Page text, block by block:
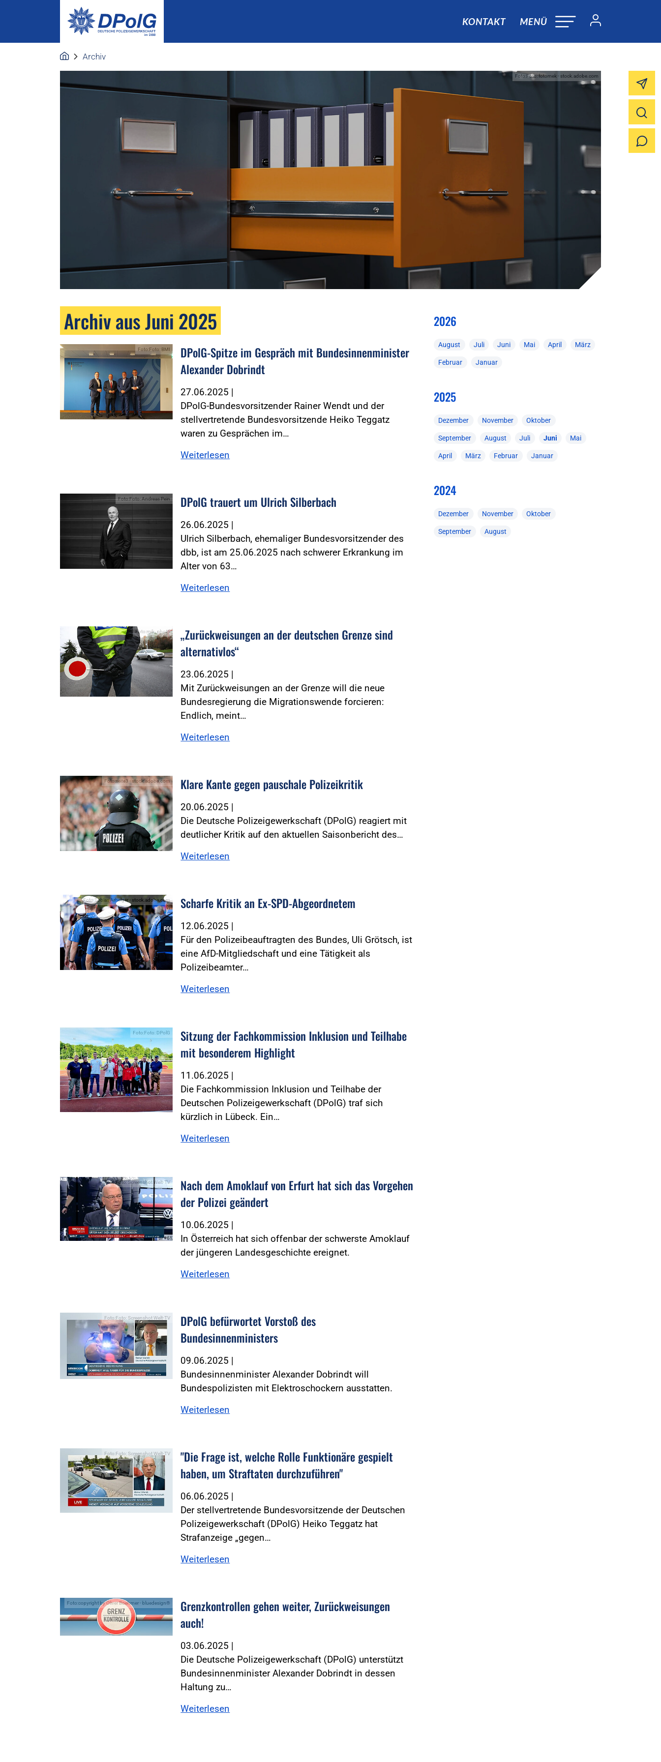
KONTAKT MENÜ
Archiv
Foto:Foto: fotomek - stock.adobe.com
Archiv aus Juni 2025
Foto:Foto: BMI
DPolG-Spitze im Gespräch mit Bundesinnenminister
Alexander Dobrindt
27.06.2025 |
DPolG-Bundesvorsitzender Rainer Wendt und der
stellvertretende Bundesvorsitzende Heiko Teggatz
waren zu Gesprächen im…
Weiterlesen
Foto:Foto: Andreas Pein DPolG trauert um Ulrich Silberbach
26.06.2025 |
Ulrich Silberbach, ehemaliger Bundesvorsitzender des
dbb, ist am 25.06.2025 nach schwerer Erkrankung im
Alter von 63…
Weiterlesen
Foto:mik_photo
„Zurückweisungen an der deutschen Grenze sind
alternativlos“
23.06.2025 |
Mit Zurückweisungen an der Grenze will die neue
Bundesregierung die Migrationswende forcieren:
Endlich, meint…
Weiterlesen
Foto:seite3 - stock.adobe.com Klare Kante gegen pauschale Polizeikritik
20.06.2025 |
Die Deutsche Polizeigewerkschaft (DPolG) reagiert mit
deutlicher Kritik auf den aktuellen Saisonbericht des…
Weiterlesen
Foto:Tobias Arhelger - stock.adobe.com Scharfe Kritik an Ex-SPD-Abgeordnetem
12.06.2025 |
Für den Polizeibeauftragten des Bundes, Uli Grötsch, ist
eine AfD-Mitgliedschaft und eine Tätigkeit als
Polizeibeamter…
Weiterlesen
Foto:Foto: DPolG
Sitzung der Fachkommission Inklusion und Teilhabe
mit besonderem Highlight
11.06.2025 |
Die Fachkommission Inklusion und Teilhabe der
Deutschen Polizeigewerkschaft (DPolG) traf sich
kürzlich in Lübeck. Ein…
Weiterlesen
Foto:Foto: Screenshot Welt-TV
Nach dem Amoklauf von Erfurt hat sich das Vorgehen
der Polizei geändert
10.06.2025 |
In Österreich hat sich offenbar der schwerste Amoklauf
der jüngeren Landesgeschichte ereignet.
Weiterlesen
Foto:Foto: Screenshot Welt-TV
DPolG befürwortet Vorstoß des
Bundesinnenministers
09.06.2025 |
Bundesinnenminister Alexander Dobrindt will
Bundespolizisten mit Elektroschockern ausstatten.
Weiterlesen
Foto:Foto: Screenshot Welt-TV
"Die Frage ist, welche Rolle Funktionäre gespielt
haben, um Straftaten durchzuführen"
06.06.2025 |
Der stellvertretende Bundesvorsitzende der Deutschen
Polizeigewerkschaft (DPolG) Heiko Teggatz hat
Strafanzeige „gegen…
Weiterlesen
Foto:copyright by Oliver Boehmer - bluedesign®
Grenzkontrollen gehen weiter, Zurückweisungen
auch!
03.06.2025 |
Die Deutsche Polizeigewerkschaft (DPolG) unterstützt
Bundesinnenminister Alexander Dobrindt in dessen
Haltung zu…
Weiterlesen
2026
August Juli Juni Mai April März
Februar Januar
2025
Dezember November Oktober
September August Juli Juni Mai
April März Februar Januar
2024
Dezember November Oktober
September August